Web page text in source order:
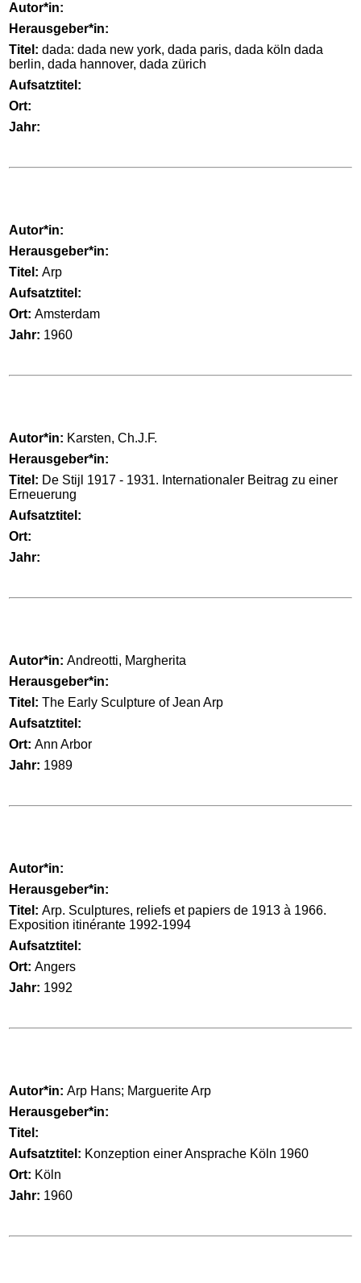
Autor*in:
Herausgeber*in:
Titel: dada: dada new york, dada paris, dada köln dada
berlin, dada hannover, dada zürich
Aufsatztitel:
Ort:
Jahr:
Autor*in:
Herausgeber*in:
Titel: Arp
Aufsatztitel:
Ort: Amsterdam
Jahr: 1960
Autor*in: Karsten, Ch.J.F.
Herausgeber*in:
Titel: De Stijl 1917 - 1931. Internationaler Beitrag zu einer
Erneuerung
Aufsatztitel:
Ort:
Jahr:
Autor*in: Andreotti, Margherita
Herausgeber*in:
Titel: The Early Sculpture of Jean Arp
Aufsatztitel:
Ort: Ann Arbor
Jahr: 1989
Autor*in:
Herausgeber*in:
Titel: Arp. Sculptures, reliefs et papiers de 1913 à 1966.
Exposition itinérante 1992-1994
Aufsatztitel:
Ort: Angers
Jahr: 1992
Autor*in: Arp Hans; Marguerite Arp
Herausgeber*in:
Titel:
Aufsatztitel: Konzeption einer Ansprache Köln 1960
Ort: Köln
Jahr: 1960